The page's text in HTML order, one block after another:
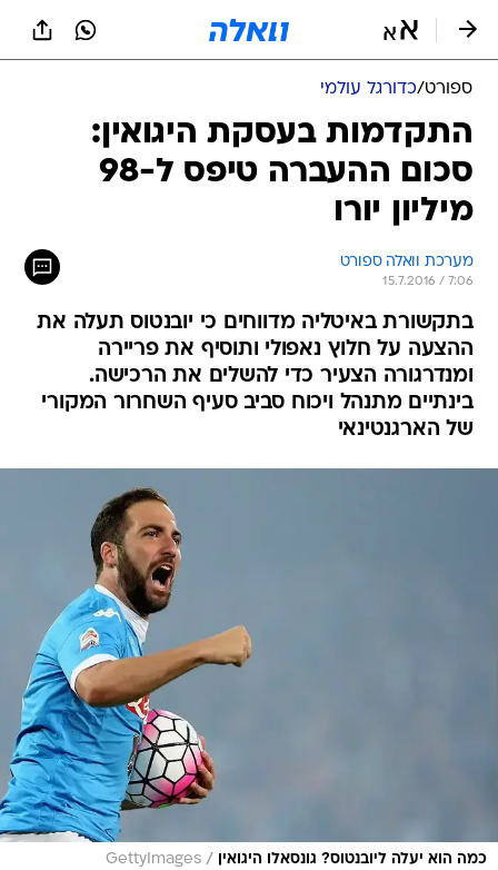
ספורט/כדורגל עולמי
התקדמות בעסקת היגואין:
סכום ההעברה טיפס ל-98
מיליון יורו
מערכת וואלה ספורט
15.7.2016 / 7:06
בתקשורת באיטליה מדווחים כי יובנטוס תעלה את
ההצעה על חלוץ נאפולי ותוסיף את פריירה
ומנדרגורה הצעיר כדי להשלים את הרכישה.
בינתיים מתנהל ויכוח סביב סעיף השחרור המקורי
של הארגנטינאי
כמה הוא יעלה ליובנטוס? גונסאלו היגואין /
GettyImages